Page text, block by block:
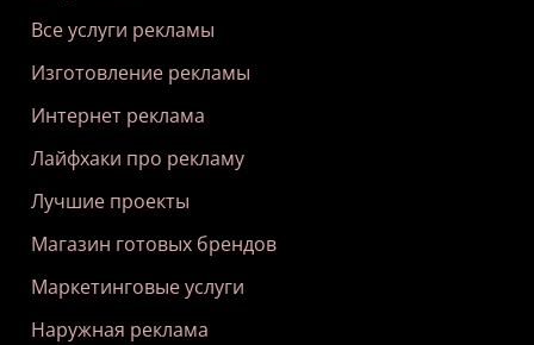
Все услуги рекламы
Изготовление рекламы
Интернет реклама
Лайфхаки про рекламу
Лучшие проекты
Магазин готовых брендов
Маркетинговые услуги
Наружная реклама